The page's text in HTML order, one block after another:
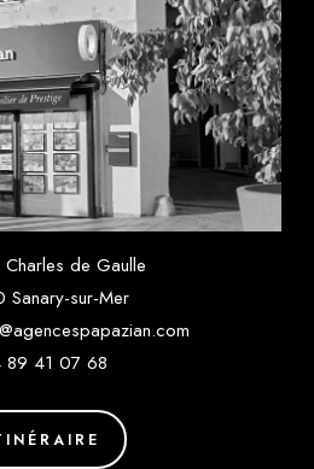
Charles de Gaulle
Sanary-sur-Mer
89 41 07 68